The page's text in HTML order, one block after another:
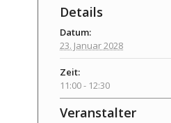
Details
Datum:
23. Januar 2028
Zeit:
11:00 - 12:30
Veranstalter